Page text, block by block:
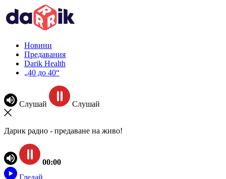
Новини
Предавания
Darik Health
„40 до 40“
Слушай Слушай
Дарик радио - предаване на живо!
00:00
Гледай